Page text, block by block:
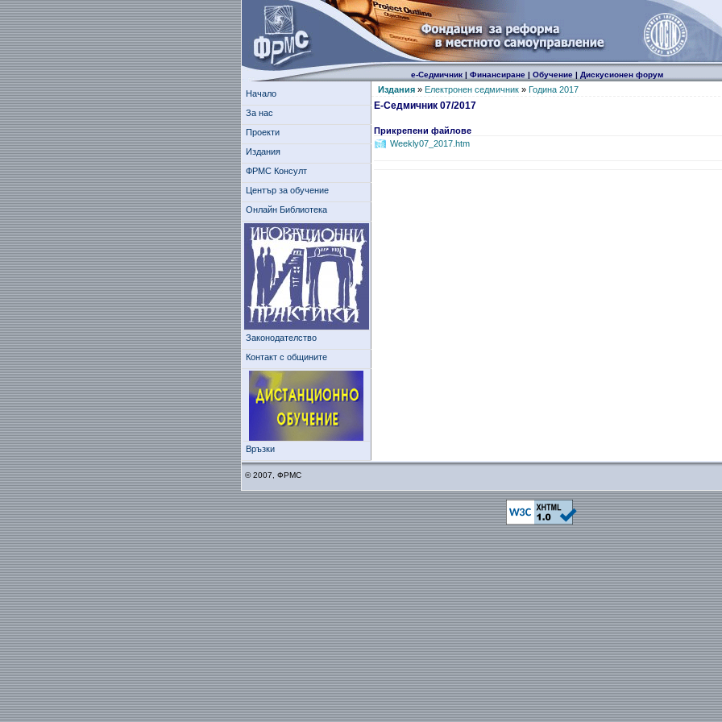
е-Седмичник| Финансиране| Обучение| Дискусионен форум
Начало
За нас
Проекти
Издания
ФРМС Консулт
Център за обучение
Онлайн Библиотека
Законодателство
Контакт с общините
Връзки
Издания» Електронен седмичник» Година 2017
Е-Седмичник 07/2017
Прикрепени файлове
Weekly07_2017.htm
© 2007, ФРМС